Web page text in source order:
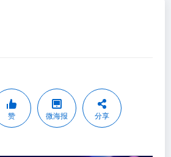
赞 微海报 分享